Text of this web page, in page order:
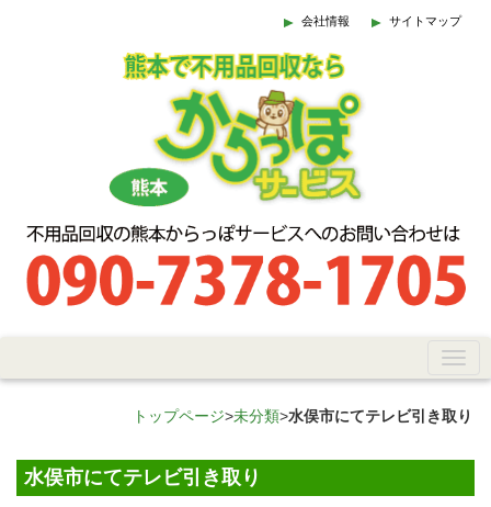
会社情報 サイトマップ
トップページ>未分類>水俣市にてテレビ引き取り
水俣市にてテレビ引き取り